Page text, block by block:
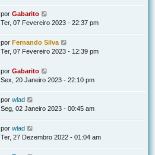
por Gabarito
Ter, 07 Fevereiro 2023 - 22:37 pm
por Fernando Silva
Ter, 07 Fevereiro 2023 - 12:39 pm
por Gabarito
Sex, 20 Janeiro 2023 - 22:10 pm
por wlad
Seg, 02 Janeiro 2023 - 00:45 am
por wlad
Ter, 27 Dezembro 2022 - 01:04 am